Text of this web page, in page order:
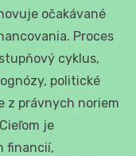
očakávané
Proces
cyklus,
politické
z právnych noriem
je
financií,